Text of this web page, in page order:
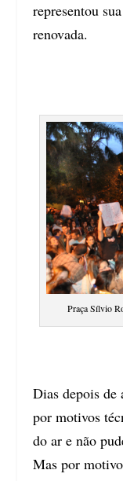
representou
renovada.
Praça Sílvio
Dias depois de
por motivos
do ar e não
Mas por